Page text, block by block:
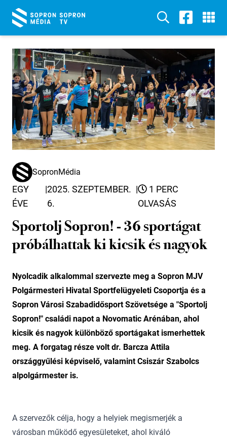
SopronMédia
EGY
ÉVE
|2025. SZEPTEMBER.
6.
|
1 PERC
OLVASÁS
Sportolj Sopron! - 36 sportágat
próbálhattak ki kicsik és nagyok
Nyolcadik alkalommal szervezte meg a Sopron MJV
Polgármesteri Hivatal Sportfelügyeleti Csoportja és a
Sopron Városi Szabadidősport Szövetsége a "Sportolj
Sopron!" családi napot a Novomatic Arénában, ahol
kicsik és nagyok különböző sportágakat ismerhettek
meg. A forgatag része volt dr. Barcza Attila
országgyűlési képviselő, valamint Csiszár Szabolcs
alpolgármester is.
A szervezők célja, hogy a helyiek megismerjék a
városban működő egyesületeket, ahol kiváló